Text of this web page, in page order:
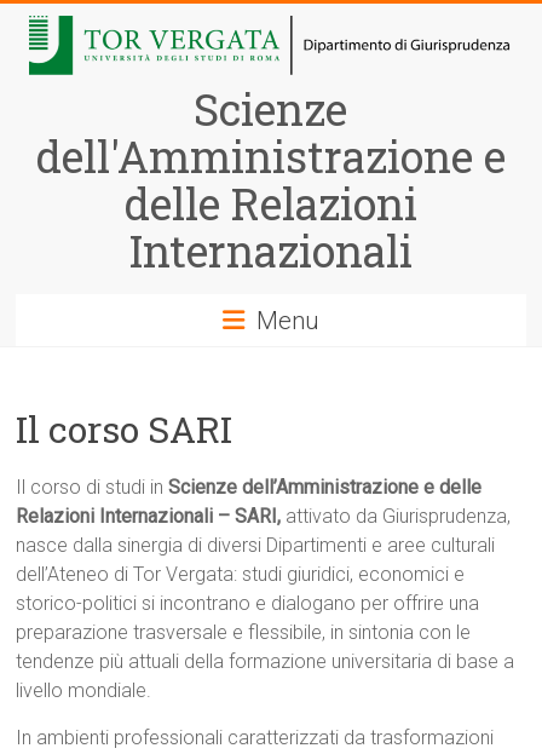
contenuto
Scienze
dell'Amministrazione e
delle Relazioni
Internazionali
Menu
Il corso SARI
Il corso di studi inScienze dell’Amministrazione e delle
Relazioni Internazionali – SARI, attivato da Giurisprudenza,
nasce dalla sinergia di diversi Dipartimenti e aree culturali
dell’Ateneo di Tor Vergata: studi giuridici, economici e
storico-politici si incontrano e dialogano per offrire una
preparazione trasversale e flessibile, in sintonia con le
tendenze più attuali della formazione universitaria di base a
livello mondiale.
In ambienti professionali caratterizzati da trasformazioni